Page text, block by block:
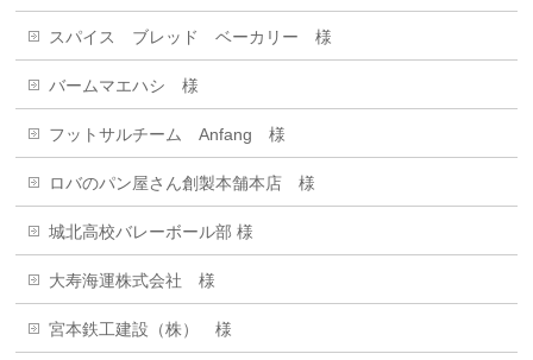
スパイス ブレッド ベーカリー 様
バームマエハシ 様
フットサルチーム Anfang 様
ロバのパン屋さん創製本舗本店 様
城北高校バレーボール部 様
大寿海運株式会社 様
宮本鉄工建設（株） 様